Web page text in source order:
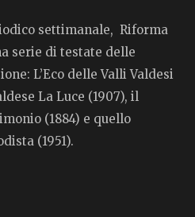
settimanale, Riforma
serie di testate delle
L’Eco delle Valli Valdesi
La Luce (1907), il
(1884) e quello
(1951).